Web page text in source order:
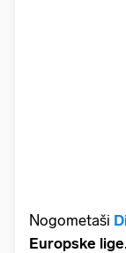
Nogometaši
Europske lige